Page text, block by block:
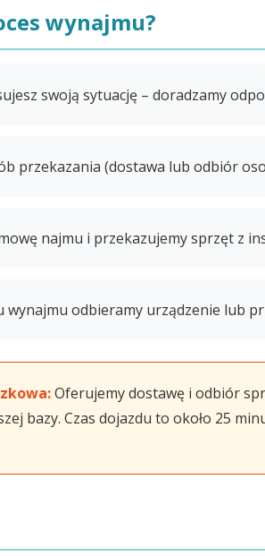
wynajmu?
swoją sytuację – doradzamy
przekazania (dostawa lub odbiór
najmu i przekazujemy sprzęt z
wynajmu odbieramy urządzenie lub
Oferujemy dostawę i odbiór
bazy. Czas dojazdu to około 25